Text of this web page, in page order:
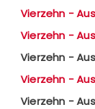
Vierzehn -
Vierzehn -
Vierzehn -
Vierzehn -
Vierzehn -